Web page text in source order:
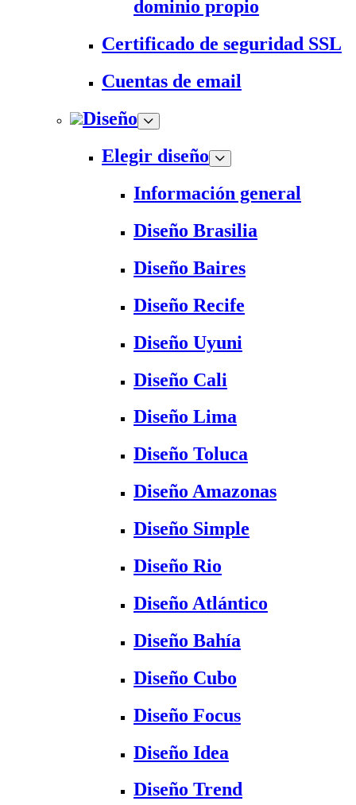
dominio propio
Certificado de seguridad SSL
Cuentas de email
Diseño
Elegir diseño
Información general
Diseño Brasilia
Diseño Baires
Diseño Recife
Diseño Uyuni
Diseño Cali
Diseño Lima
Diseño Toluca
Diseño Amazonas
Diseño Simple
Diseño Rio
Diseño Atlántico
Diseño Bahía
Diseño Cubo
Diseño Focus
Diseño Idea
Diseño Trend